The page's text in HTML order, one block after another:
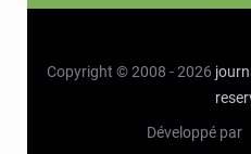
Copyright © 2008 - 2026
Développé par